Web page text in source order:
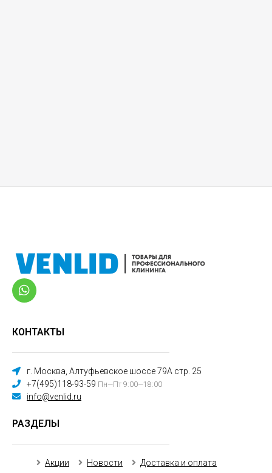
КОНТАКТЫ
г. Москва, Алтуфьевское шоссе 79А стр. 25
+7(495)118-93-59 Пн—Пт 9:00—18:00
info@venlid.ru
РАЗДЕЛЫ
Акции Новости
Доставка и оплата